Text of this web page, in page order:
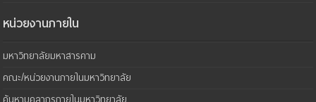
หน่วยงานภายใน
มหาวิทยาลัยมหาสารคาม
คณะ/หน่วยงานภายในมหาวิทยาลัย